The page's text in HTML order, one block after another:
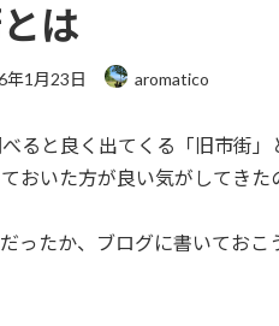
は
年1月23日 aromatico
ると良く出てくる「旧市街
おいた方が良い気がしてきた
ったか、ブログに書いておこ